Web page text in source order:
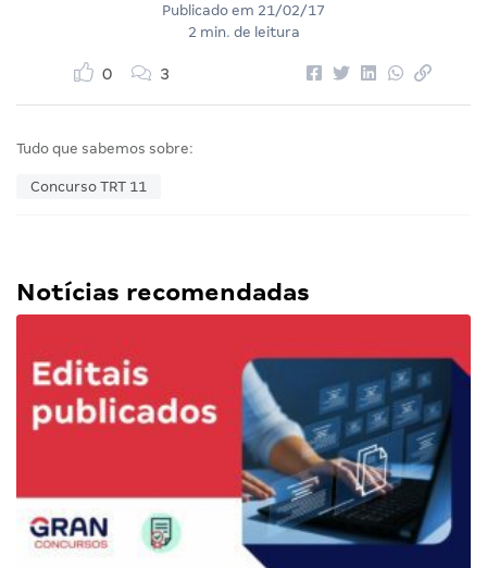
Publicado em 21/02/17
2 min. de leitura
0 3
Tudo que sabemos sobre:
Concurso TRT 11
Notícias recomendadas